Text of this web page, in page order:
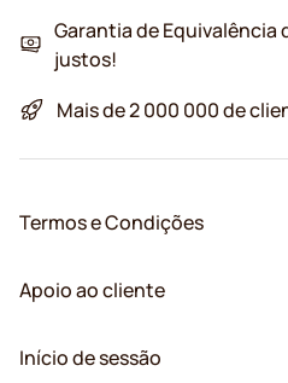
Garantia de Equivalência
justos!
Mais de 2 000 000 de
Termos e Condições
Apoio ao cliente
Início de sessão